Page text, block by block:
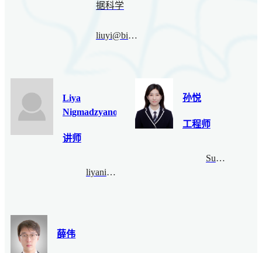
据科学
liuyi@bimsa.cn
Liya
Nigmadzyanova
讲师
liyanigmati@bimsa.cn
孙悦
工程师
SunYue@bimsa.cn
薛伟